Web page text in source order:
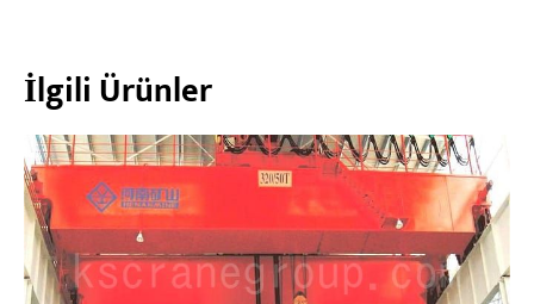
İlgili Ürünler